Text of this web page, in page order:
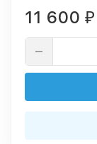
11 600 ₽